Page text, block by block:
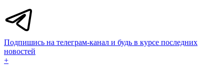
Подпишись на телеграм-канал и будь в курсе последних
новостей
+